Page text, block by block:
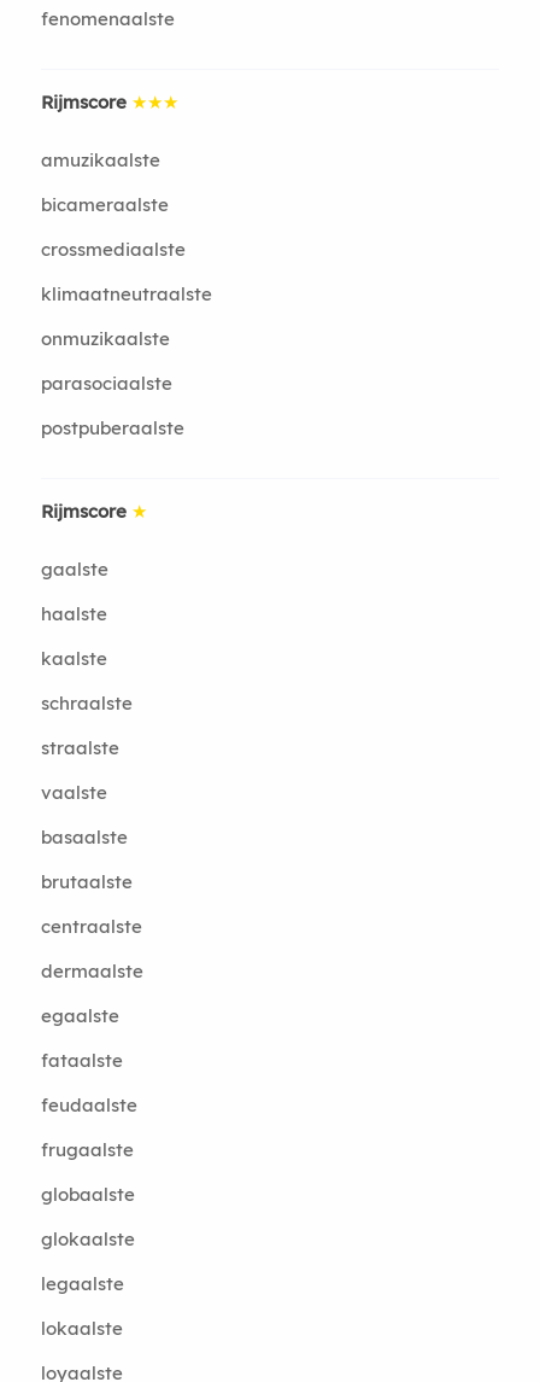
fenomenaalste
Rijmscore ★★★
amuzikaalste
bicameraalste
crossmediaalste
klimaatneutraalste
onmuzikaalste
parasociaalste
postpuberaalste
Rijmscore ★
gaalste
haalste
kaalste
schraalste
straalste
vaalste
basaalste
brutaalste
centraalste
dermaalste
egaalste
fataalste
feudaalste
frugaalste
globaalste
glokaalste
legaalste
lokaalste
loyaalste